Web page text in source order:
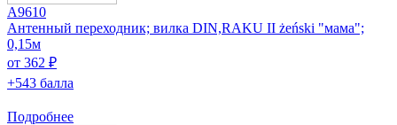
A9610
Антенный переходник; вилка DIN,RAKU II żeński "мама";
0,15м
от 362 ₽
+543 балла
Подробнее